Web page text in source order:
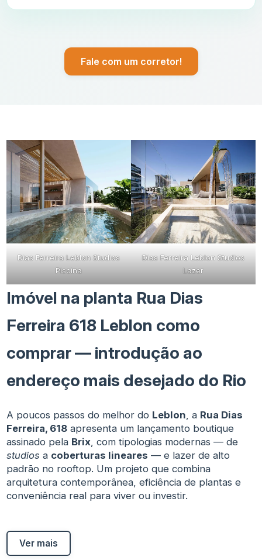
Fale com um corretor!
Dias Ferreira Leblon Studios
Piscina
Dias Ferreira Leblon Studios
Lazer
Imóvel na planta Rua Dias
Ferreira 618 Leblon como
comprar — introdução ao
endereço mais desejado do Rio
A poucos passos do melhor do Leblon, a Rua Dias
Ferreira, 618 apresenta um lançamento boutique
assinado pela Brix, com tipologias modernas — de
studios a coberturas lineares — e lazer de alto
padrão no rooftop. Um projeto que combina
arquitetura contemporânea, eficiência de plantas e
conveniência real para viver ou investir.
Ver mais